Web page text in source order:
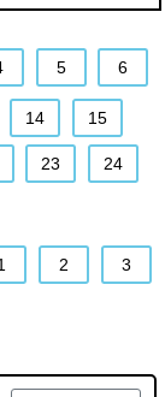
5 6
14 15
23 24
2 3